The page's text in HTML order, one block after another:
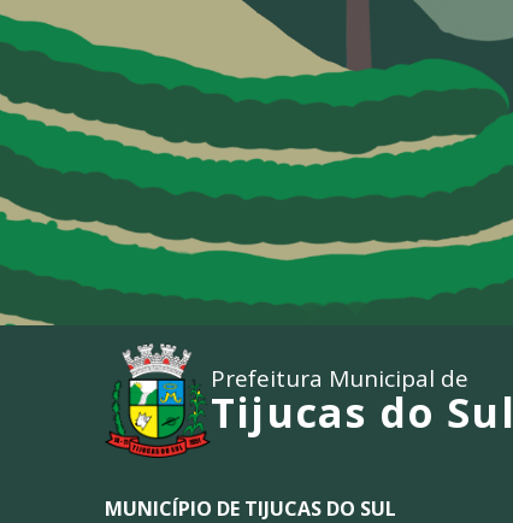
Prefeitura Municipal de
Tijucas do Sul
MUNICÍPIO DE TIJUCAS DO SUL